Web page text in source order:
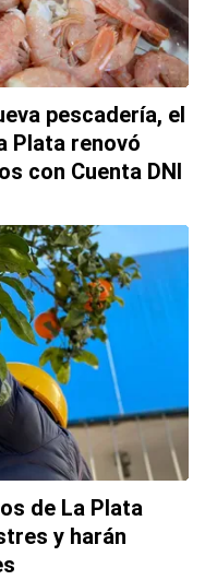
pescadería, el
Plata renovó
con Cuenta DNI
de La Plata
y harán